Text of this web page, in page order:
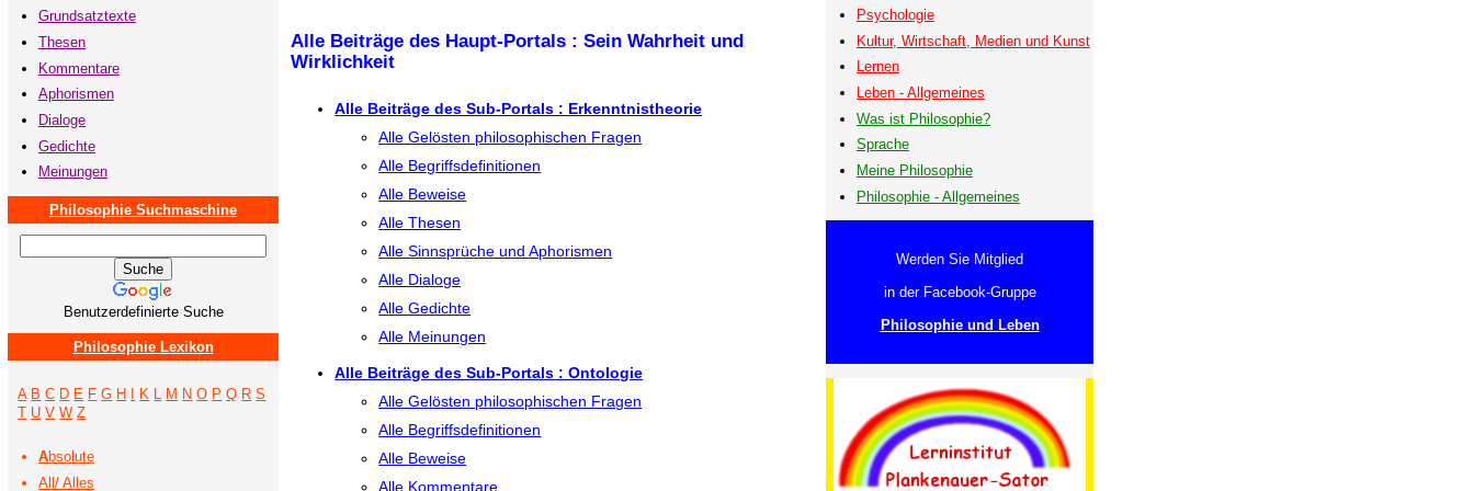
Grundsatztexte
Thesen
Kommentare
Aphorismen
Dialoge
Gedichte
Meinungen
Philosophie Suchmaschine
Benutzerdefinierte Suche
Philosophie Lexikon
A B C D E F G H K L M N O P Q R S
T U V W Z
Absolute
All/ Alles
Alle Beiträge des Haupt-Portals : Sein Wahrheit und
Wirklichkeit
Alle Beiträge des Sub-Portals : Erkenntnistheorie
Alle Gelösten philosophischen Fragen
Alle Begriffsdefinitionen
Alle Beweise
Alle Thesen
Alle Sinnsprüche und Aphorismen
Alle Dialoge
Alle Gedichte
Alle Meinungen
Alle Beiträge des Sub-Portals : Ontologie
Alle Gelösten philosophischen Fragen
Alle Begriffsdefinitionen
Alle Beweise
Alle Kommentare
Psychologie
Kultur, Wirtschaft, Medien und Kunst
Lernen
Leben - Allgemeines
Was ist Philosophie?
Sprache
Meine Philosophie
Philosophie - Allgemeines
Werden Sie Mitglied
in der Facebook-Gruppe
Philosophie und Leben